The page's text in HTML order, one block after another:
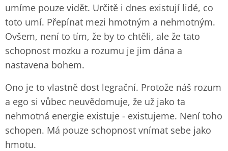
umíme pouze vidět. Určitě i dnes existují lidé, co
toto umí. Přepínat mezi hmotným a nehmotným.
Ovšem, není to tím, že by to chtěli, ale že tato
schopnost mozku a rozumu je jim dána a
nastavena bohem.
Ono je to vlastně dost legrační. Protože náš rozum
a ego si vůbec neuvědomuje, že už jako ta
nehmotná energie existuje - existujeme. Není toho
schopen. Má pouze schopnost vnímat sebe jako
hmotu.